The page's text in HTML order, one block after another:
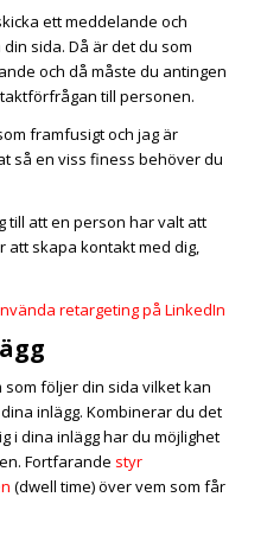
ett meddelande och
sida. Då är det du som
och då måste du antingen
till personen.
framfusigt och jag är
så en viss finess behöver du
till att en person har valt att
skapa kontakt med dig,
retargeting på LinkedIn
som följer din sida vilket kan
inlägg. Kombinerar du det
i dina inlägg har du möjlighet
Fortfarande styr
(dwell time) över vem som får